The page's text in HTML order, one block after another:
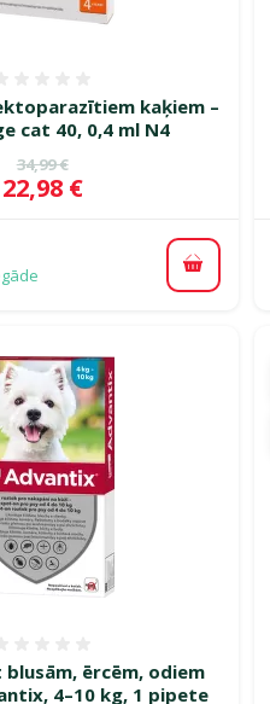
kaķiem –
cat 40, 0,4 ml N4
Oriģinālā cena
34,99 €
Cena
22,98 €
ērcēm, odiem
4–10 kg, 1 pipete